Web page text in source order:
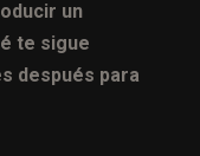
un
te sigue
después para